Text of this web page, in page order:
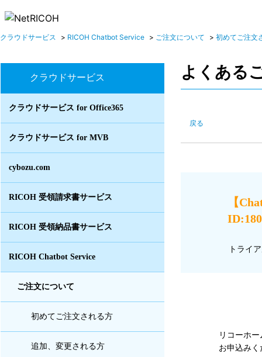
クラウドサービス > RICOH Chatbot Service > ご注文について > 初めてご注文
クラウドサービス
クラウドサービス for Office365
クラウドサービス for MVB
cybozu.com
RICOH 受領請求書サービス
RICOH 受領納品書サービス
RICOH Chatbot Service
ご注文について
初めてご注文される方
追加、変更される方
よくある
戻る
【
トライ
リコーホ
お申込み